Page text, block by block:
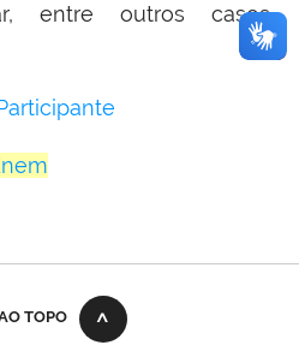
entre outros casos
TOPO